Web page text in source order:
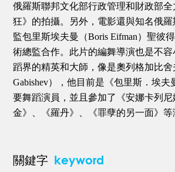
俄羅斯聯邦文化部行政管理和財政部
狂》的拍攝。另外，電影還與知名俄
監包里斯埃夫曼（Boris Eifman）聖彼
術總監合作。此片的編舞導演也是不
蹈界的精英和大師，像是奧列格加比舍
Gabishev），他目前是《包里斯．埃夫
要舞蹈演員，並且參加了《安娜卡列
金》、《羅丹》、《罪孽的另一面》等
關鍵字 keyword